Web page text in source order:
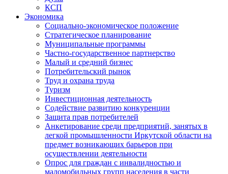
КСП
Экономика
Социально-экономическое положение
Стратегическое планирование
Муниципальные программы
Частно-государственное партнерство
Малый и средний бизнес
Потребительский рынок
Труд и охрана труда
Туризм
Инвестиционная деятельность
Содействие развитию конкуренции
Защита прав потребителей
Анкетирование среди предприятий, занятых в
легкой промышленности Иркутской области на
предмет возникающих барьеров при
осуществлении деятельности
Опрос для граждан с инвалидностью и
маломобильных групп населения в части